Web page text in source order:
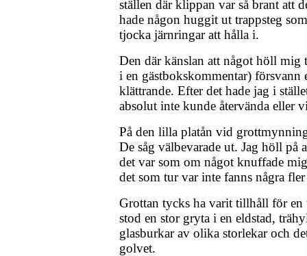
ställen där klippan var så brant att
hade någon huggit ut trappsteg
tjocka järnringar att hålla i.
Den där känslan att något höll mig
i en gästbokskommentar) försvann
klättrande. Efter det hade jag i
absolut inte kunde återvända eller
På den lilla platån vid
De såg välbevarade ut. Jag höll på
det var som om något knuffade
det som tur var inte fanns några
Grottan tycks ha varit tillhåll för
stod en stor gryta i en eldstad,
glasburkar av olika storlekar och
golvet.